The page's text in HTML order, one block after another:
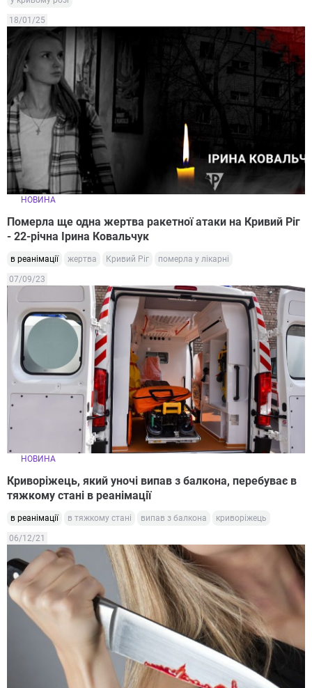
18/01/25
НОВИНА
Померла ще одна жертва ракетної атаки на Кривий Ріг
- 22-річна Ірина Ковальчук
в реанімації жертва Кривий Ріг померла у лікарні
07/09/23
НОВИНА
Криворіжець, який уночі випав з балкона, перебуває в
тяжкому стані в реанімації
в реанімації в тяжкому стані випав з балкона криворіжець
06/12/21